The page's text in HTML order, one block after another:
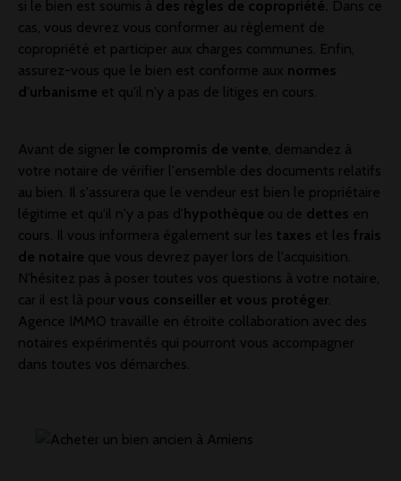
si le bien est soumis à des règles de copropriété. Dans ce
cas, vous devrez vous conformer au règlement de
copropriété et participer aux charges communes. Enfin,
assurez-vous que le bien est conforme aux normes
d'urbanisme et qu'il n'y a pas de litiges en cours.
Avant de signer le compromis de vente, demandez à
votre notaire de vérifier l'ensemble des documents relatifs
au bien. Il s'assurera que le vendeur est bien le propriétaire
légitime et qu'il n'y a pas d' hypothèque ou de dettes en
cours. Il vous informera également sur les taxes et les frais
de notaire que vous devrez payer lors de l'acquisition.
N'hésitez pas à poser toutes vos questions à votre notaire,
car il est là pour vous conseiller et vous protéger.
Agence IMMO travaille en étroite collaboration avec des
notaires expérimentés qui pourront vous accompagner
dans toutes vos démarches.